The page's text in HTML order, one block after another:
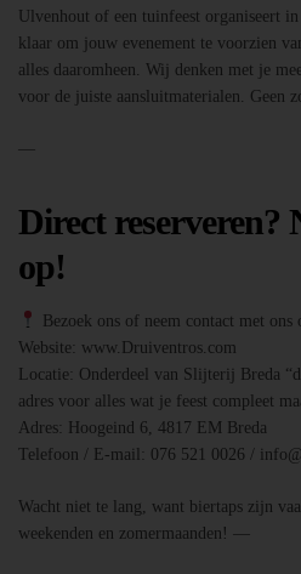
Ulvenhout of een tuinfeest organiseert
klaar om jouw evenement te voorzien
alles daaromheen. Wij denken met je
voor de juiste aansluitmaterialen. Geen
—
Direct reserveren?
op!
Bezoek ons of neem contact met ons
Website: www.Druiventros.com
Locatie: Onderdeel van Slijterij Breda
adres voor alles wat je feest compleet
Adres: Hoogeind 6, 4817 EM Breda
Telefoon / E-mail: 076 521 0026 /
Wacht niet te lang, want biertaps zijn
weekenden en zomermaanden! —